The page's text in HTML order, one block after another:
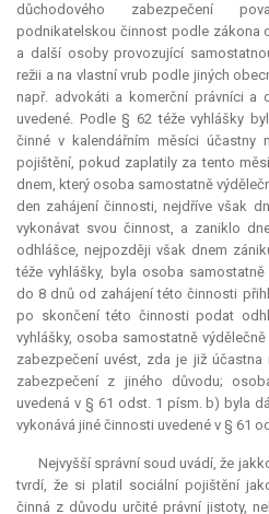
důchodového zabezpečení
podnikatelskou činnost podle zákona
a další osoby provozující
režii a na vlastní vrub podle jiných
např. advokáti a komerční právníci a
uvedené. Podle § 62 téže vyhlášky
činné v kalendářním měsíci účastny
pojištění, pokud zaplatily za tento
dnem, který osoba samostatně
den zahájení činnosti, nejdříve však
vykonávat svou činnost, a zaniklo
odhlášce, nejpozději však dnem
téže vyhlášky, byla osoba
do 8 dnů od zahájení této činnosti
po skončení této činnosti podat
vyhlášky, osoba samostatně
zabezpečení uvést, zda je již
zabezpečení z jiného důvodu;
uvedená v § 61 odst. 1 písm. b) byla
vykonává jiné činnosti uvedené v § 61
Nejvyšší správní soud uvádí, že
tvrdí, že si platil sociální pojištění
činná z důvodu určité právní jistoty,